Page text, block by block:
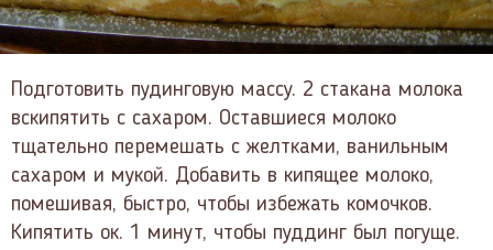
Подготовить пудинговую массу. 2 стакана молока
вскипятить с сахаром. Оставшиеся молоко
тщательно перемешать с желтками, ванильным
сахаром и мукой. Добавить в кипящее молоко,
помешивая, быстро, чтобы избежать комочков.
Кипятить ок. 1 минут, чтобы пуддинг был погуще.